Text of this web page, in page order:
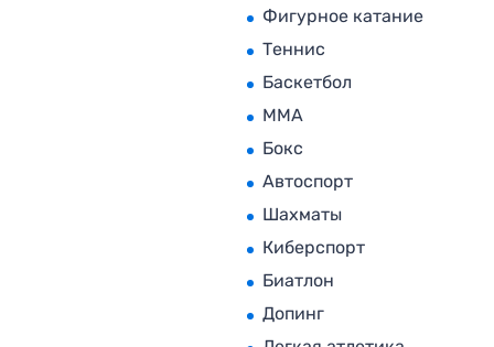
Фигурное катание
Теннис
Баскетбол
MMA
Бокс
Автоспорт
Шахматы
Киберспорт
Биатлон
Допинг